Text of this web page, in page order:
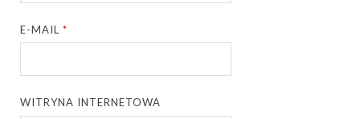
E-MAIL*
WITRYNA INTERNETOWA